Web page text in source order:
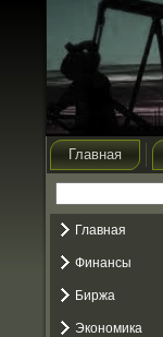
Главная
Главная
Финансы
Биржа
Экономика